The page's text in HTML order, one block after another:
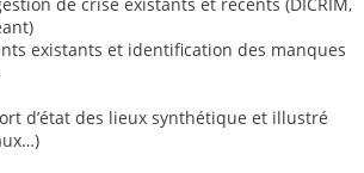
existants et identification des manques
d’état des lieux synthétique et illustré